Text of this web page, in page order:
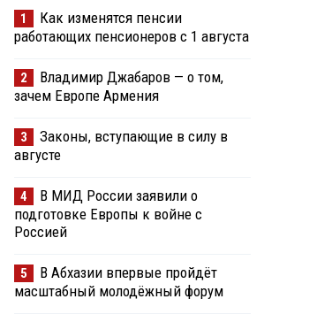
1
Как изменятся пенсии
работающих пенсионеров с 1 августа
2
Владимир Джабаров — о том,
зачем Европе Армения
3
Законы, вступающие в силу в
августе
4
В МИД России заявили о
подготовке Европы к войне с
Россией
5
В Абхазии впервые пройдёт
масштабный молодёжный форум